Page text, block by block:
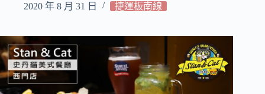
2020 年 8 月 31 日 捷運板南線